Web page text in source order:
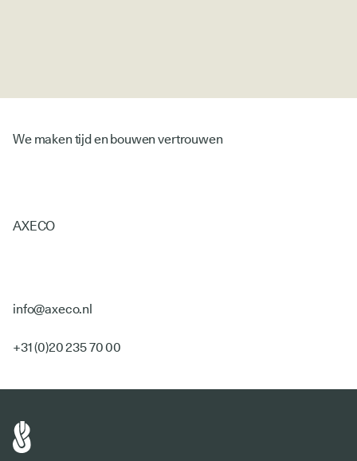
We maken tijd en bouwen vertrouwen
AXECO
info@axeco.nl
+31 (0)20 235 70 00